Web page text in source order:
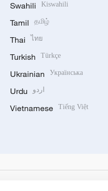
Swahili Kiswahili
Tamil தமிழ்
Thai ไทย
Turkish Türkçe
Ukrainian Українська
Urdu اردو
Vietnamese Tiếng Việt